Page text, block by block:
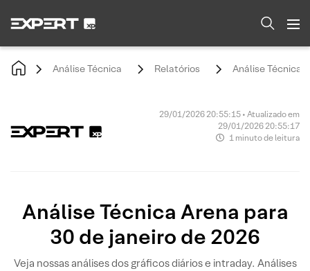
Análise Técnica Relatórios Análise Técnica
29/01/2026 20:55:15 • Atualizado em
29/01/2026 20:55:17
1 minuto de leitura
Análise Técnica Arena para
30 de janeiro de 2026
Veja nossas análises dos gráficos diários e intraday. Análises